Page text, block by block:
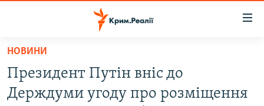
Перейти
основного
матеріалу
ВОДА.КРИМ
НОВИНИ
Президент Путін вніс до
Держдуми угоду про розміщення